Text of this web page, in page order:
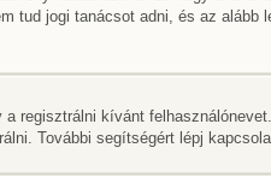
tud jogi tanácsot adni, és az alább
regisztrálni kívánt
További segítségért lépj